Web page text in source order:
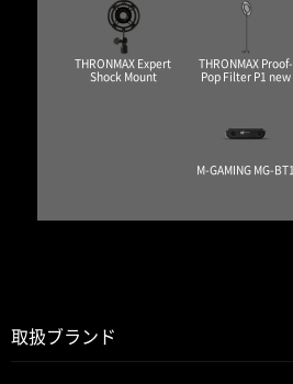
THRONMAX Expert
Shock Mount
THRONMAX Proof-
Pop Filter P1 new
M-GAMING MG-BT1
取扱ブランド